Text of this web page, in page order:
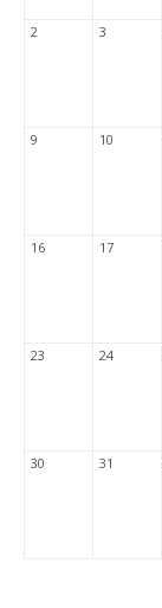
2 3
9 10
16 17
23 24
30 31